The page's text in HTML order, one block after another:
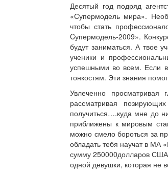
Десятый год подряд
«Супермодель мира».
чтобы стать
Cупермодель-2009».
будут заниматься. А твое
ученики и
успешными во всем. Если
тонкостям. Эти знания
Увлеченно
рассматривая
получиться….куда мне до
приближены к мировым
можно смело бороться за
обладать тебя научат в МА
сумму 250000долларов США,
одной девушки, которая не